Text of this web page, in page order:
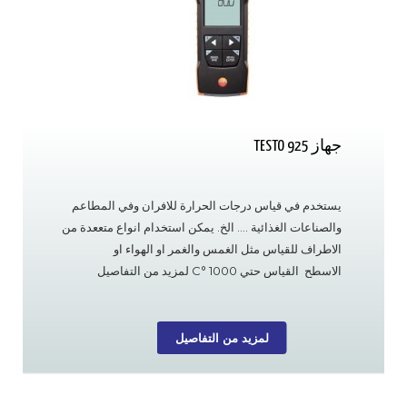
جهاز TESTO 925
يستخدم في قياس درجات الحرارة للافران وفي المطاعم
والصناعات الغذائية …. الخ. يمكن استخدام انواع متععدة من
الاطراف للقياس مثل الغمس والغمر او الهواء او
الاسطح القياس حتي 1000 °C لمزيد من التفاصيل
لمزيد من التفاصيل